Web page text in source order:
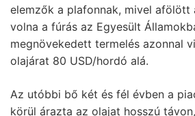
elemzők a plafonnak, mivel afölött
volna a fúrás az Egyesült
megnövekedett termelés azonnal
olajárat 80 USD/hordó alá.
Az utóbbi bő két és fél évben a
körül árazta az olajat hosszú